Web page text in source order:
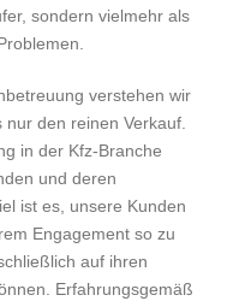
sondern vielmehr als
verstehen wir
den reinen Verkauf.
in der Kfz-Branche
und deren
ist es, unsere Kunden
Engagement so zu
auf ihren
Erfahrungsgemäß